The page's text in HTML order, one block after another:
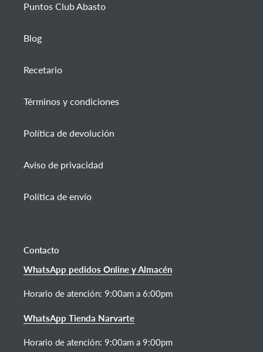
Puntos Club Abasto
Blog
Recetario
Términos y condiciones
Política de devolución
Aviso de privacidad
Política de envío
Contacto
WhatsApp pedidos Online y Almacén
Horario de atención: 9:00am a 6:00pm
WhatsApp Tienda Narvarte
Horario de atención: 9:00am a 9:00pm